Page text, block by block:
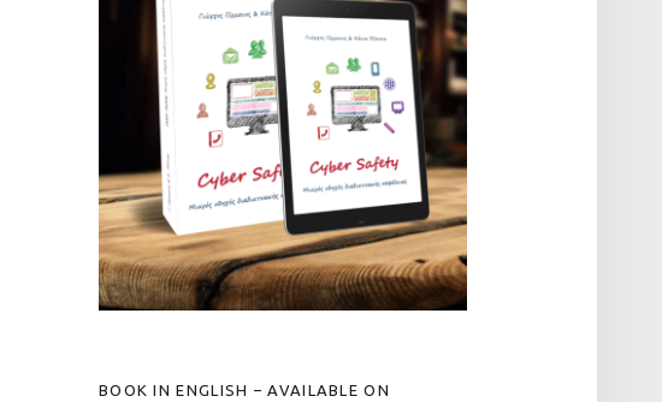
BOOK IN ENGLISH – AVAILABLE ON